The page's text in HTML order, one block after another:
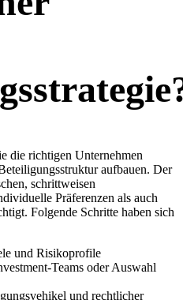
die richtigen Unternehmen
aufbauen. Der
schrittweisen
Präferenzen als auch
Folgende Schritte haben sich
und Risikoprofile
Teams oder Auswahl
und rechtlicher